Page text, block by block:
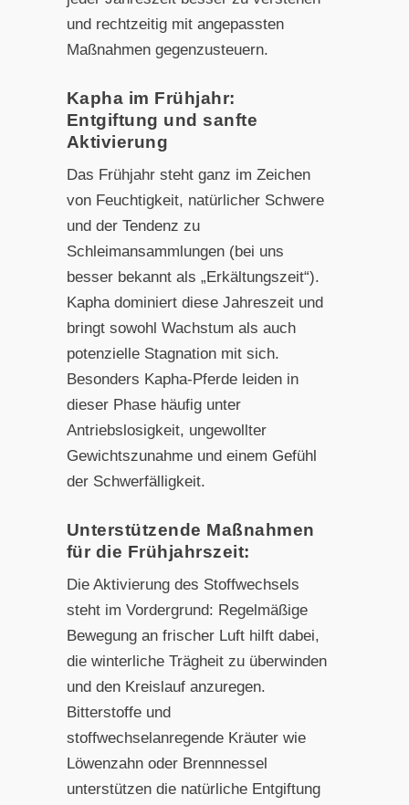
und rechtzeitig mit angepassten
Maßnahmen gegenzusteuern.
Kapha im Frühjahr:
Entgiftung und sanfte
Aktivierung
Das Frühjahr steht ganz im Zeichen
von Feuchtigkeit, natürlicher Schwere
und der Tendenz zu
Schleimansammlungen (bei uns
besser bekannt als „Erkältungszeit“).
Kapha dominiert diese Jahreszeit und
bringt sowohl Wachstum als auch
potenzielle Stagnation mit sich.
Besonders Kapha-Pferde leiden in
dieser Phase häufig unter
Antriebslosigkeit, ungewollter
Gewichtszunahme und einem Gefühl
der Schwerfälligkeit.
Unterstützende Maßnahmen
für die Frühjahrszeit:
Die Aktivierung des Stoffwechsels
steht im Vordergrund: Regelmäßige
Bewegung an frischer Luft hilft dabei,
die winterliche Trägheit zu überwinden
und den Kreislauf anzuregen.
Bitterstoffe und
stoffwechselanregende Kräuter wie
Löwenzahn oder Brennnessel
unterstützen die natürliche Entgiftung